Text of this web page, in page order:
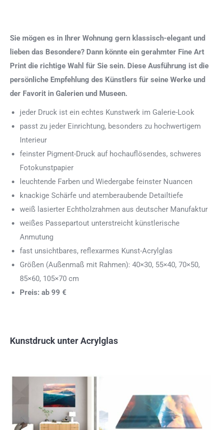
Sie mögen es in Ihrer Wohnung gern klassisch-elegant und
lieben das Besondere? Dann könnte ein gerahmter Fine Art
Print die richtige Wahl für Sie sein. Diese Ausführung ist die
persönliche Empfehlung des Künstlers für seine Werke und
der Favorit in Galerien und Museen.
jeder Druck ist ein echtes Kunstwerk im Galerie-Look
passt zu jeder Einrichtung, besonders zu hochwertigem
Interieur
feinster Pigment-Druck auf hochauflösendes, schweres
Fotokunstpapier
leuchtende Farben und Wiedergabe feinster Nuancen
knackige Schärfe und atemberaubende Detailtiefe
weiß lasierter Echtholzrahmen aus deutscher Manufaktur
weißes Passepartout unterstreicht künstlerische
Anmutung
fast unsichtbares, reflexarmes Kunst-Acrylglas
Größen (Außenmaß mit Rahmen): 40×30, 55×40, 70×50,
85×60, 105×70 cm
Preis: ab 99 €
Kunstdruck unter Acrylglas